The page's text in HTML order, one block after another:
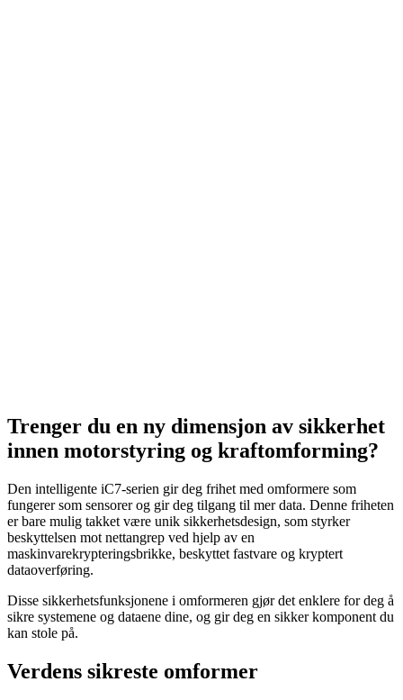
Trenger du en ny dimensjon av sikkerhet
innen motorstyring og kraftomforming?
Den intelligente iC7-serien gir deg frihet med omformere som
fungerer som sensorer og gir deg tilgang til mer data. Denne friheten
er bare mulig takket være unik sikkerhetsdesign, som styrker
beskyttelsen mot nettangrep ved hjelp av en
maskinvarekrypteringsbrikke, beskyttet fastvare og kryptert
dataoverføring.
Disse sikkerhetsfunksjonene i omformeren gjør det enklere for deg å
sikre systemene og dataene dine, og gir deg en sikker komponent du
kan stole på.
Verdens sikreste omformer